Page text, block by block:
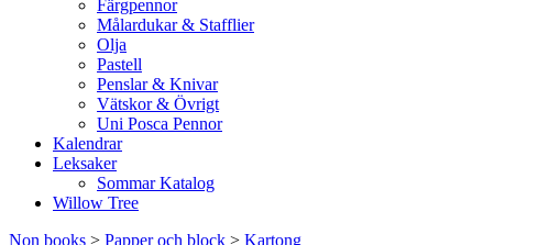
Färgpennor
Målardukar & Stafflier
Olja
Pastell
Penslar & Knivar
Vätskor & Övrigt
Uni Posca Pennor
Kalendrar
Leksaker
Sommar Katalog
Willow Tree
Non books > Papper och block > Kartong